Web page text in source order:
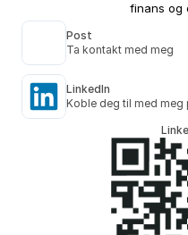
finans og
Post
Ta kontakt med meg
LinkedIn
Koble deg til med meg